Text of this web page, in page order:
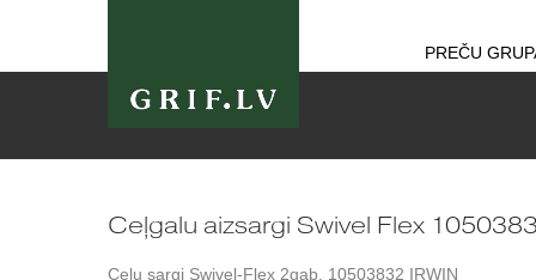
PREČU
Ceļgalu aizsargi Swivel Flex
Ceļu sargi Swivel-Flex 2gab. 10503832 IRWIN